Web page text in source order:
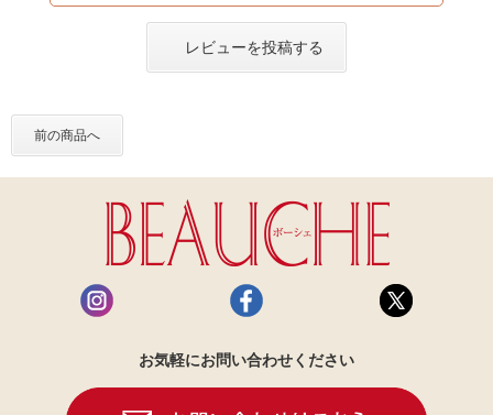
レビューを投稿する
前の商品へ
お気軽にお問い合わせください